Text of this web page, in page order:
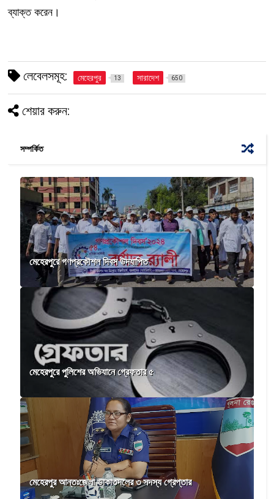
ব্যাক্ত করেন।
লেবেলসমূহ: মেহেরপুর 13 সারাদেশ 650
শেয়ার করুন:
সম্পর্কিত
মেহেরপুরে গণপ্রকৌশল দিবস উদযাপিত
মেহেরপুরে পুলিশের অভিযানে গ্রেফতার ৫
মেহেরপুর আন্তঃজেলা ডাকাতদলের ৩ সদস্য গ্রেপ্তার